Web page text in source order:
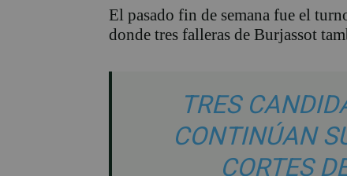
El pasado fin de semana fue el
donde tres falleras de Burjassot
TRES
CONTINÚAN
CORTES